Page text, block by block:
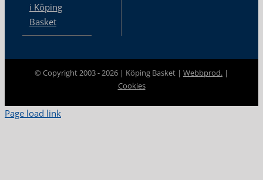
i Köping
Basket
© Copyright 2003 -2026 | Köping Basket | Webbprod. |
Cookies
Page load link